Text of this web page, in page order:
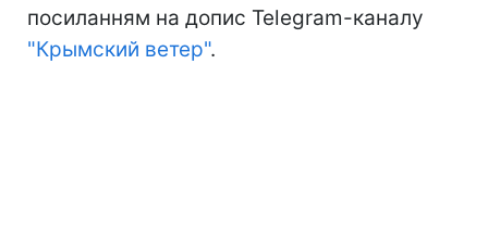
посиланням на допис Telegram-каналу
"Крымский ветер".